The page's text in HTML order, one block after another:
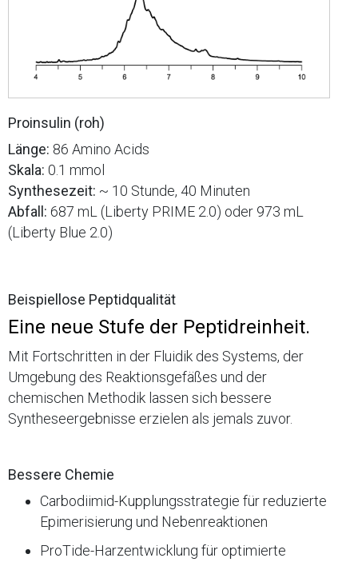
Proinsulin (roh)
Länge: 86 Amino Acids
Skala: 0.1 mmol
Synthesezeit: ~ 10 Stunde, 40 Minuten
Abfall: 687 mL (Liberty PRIME 2.0) oder 973 mL
(Liberty Blue 2.0)
Beispiellose Peptidqualität
Eine neue Stufe der Peptidreinheit.
Mit Fortschritten in der Fluidik des Systems, der
Umgebung des Reaktionsgefäßes und der
chemischen Methodik lassen sich bessere
Syntheseergebnisse erzielen als jemals zuvor.
Bessere Chemie
Carbodiimid-Kupplungsstrategie für reduzierte
Epimerisierung und Nebenreaktionen
ProTide-Harzentwicklung für optimierte